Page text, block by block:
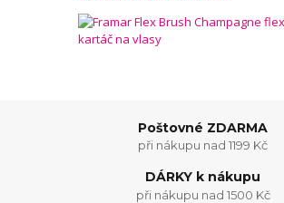
Poštovné ZDARMA
při nákupu nad 1199 Kč
DÁRKY k nákupu
při nákupu nad 1500 Kč